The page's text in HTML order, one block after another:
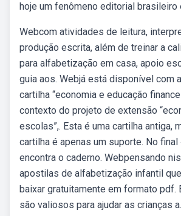
hoje um fenômeno editorial brasileiro
Webcom atividades de leitura,
produção escrita, além de treinar a
para alfabetização em casa, apoio
guia aos. Webjá está disponível com
cartilha “economia e educação
contexto do projeto de extensão
escolas”,. Esta é uma cartilha antiga,
cartilha é apenas um suporte. No
encontra o caderno. Webpensando
apostilas de alfabetização infantil
baixar gratuitamente em formato pdf.
são valiosos para ajudar as crianças